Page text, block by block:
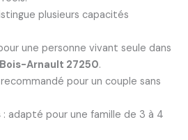
plusieurs capacités
une personne vivant seule dans
Bois-Arnault 27250.
pour un couple sans
: adapté pour une famille de 3 à 4